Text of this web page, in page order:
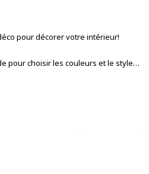
pour décorer votre intérieur!
pour choisir les couleurs et le style…